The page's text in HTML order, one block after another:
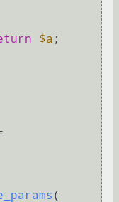
$a ;
(